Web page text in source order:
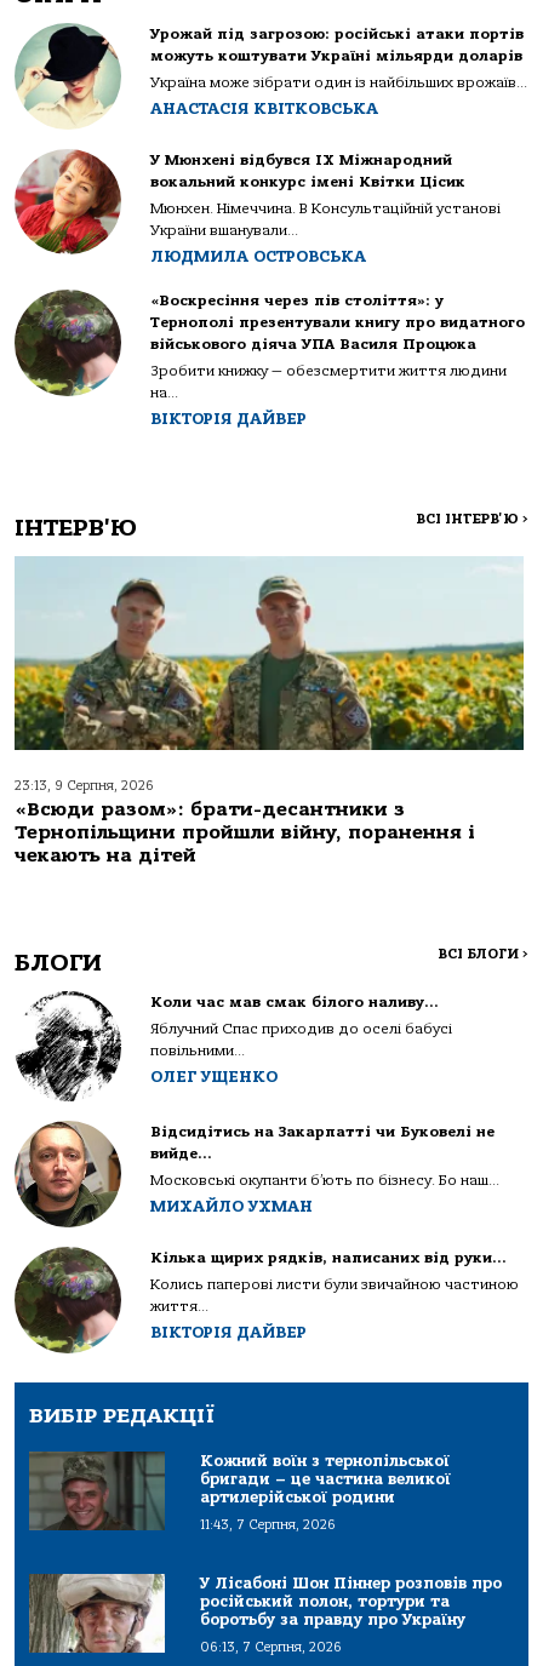
Урожай під загрозою: російські атаки портів
можуть коштувати Україні мільярди доларів
Україна може зібрати один із найбільших врожаїв...
АНАСТАСІЯ КВІТКОВСЬКА
У Мюнхені відбувся IX Міжнародний
вокальний конкурс імені Квітки Цісик
Мюнхен. Німеччина. В Консультаційній установі
України вшанували...
ЛЮДМИЛА ОСТРОВСЬКА
«Воскресіння через пів століття»: у
Тернополі презентували книгу про видатного
військового діяча УПА Василя Процюка
Зробити книжку — обезсмертити життя людини
на...
ВІКТОРІЯ ДАЙВЕР
ІНТЕРВ'Ю ВСІ ІНТЕРВ'Ю >
23:13, 9 Серпня, 2026
«Всюди разом»: брати-десантники з
Тернопільщини пройшли війну, поранення і
чекають на дітей
БЛОГИ ВСІ БЛОГИ >
Коли час мав смак білого наливу…
Яблучний Спас приходив до оселі бабусі
повільними...
ОЛЕГ УЩЕНКО
Відсидітись на Закарпатті чи Буковелі не
вийде…
Московські окупанти б’ють по бізнесу. Бо наш...
МИХАЙЛО УХМАН
Кілька щирих рядків, написаних від руки…
Колись паперові листи були звичайною частиною
життя...
ВІКТОРІЯ ДАЙВЕР
ВИБІР РЕДАКЦІЇ
Кожний воїн з тернопільської
бригади – це частина великої
артилерійської родини
11:43, 7 Серпня, 2026
У Лісабоні Шон Піннер розповів про
російський полон, тортури та
боротьбу за правду про Україну
06:13, 7 Серпня, 2026